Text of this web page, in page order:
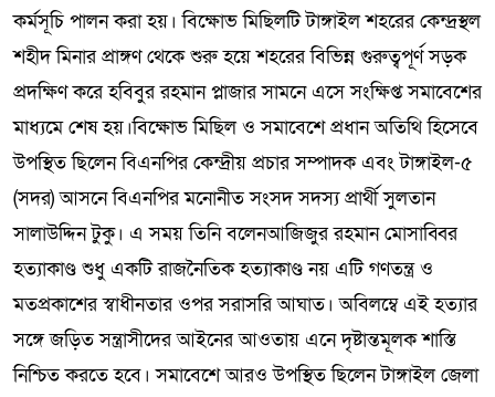
কর্মসূচি পালন করা হয়। বিক্ষোভ মিছিলটি টাঙ্গাইল শহরের কেন্দ্রস্থল
শহীদ মিনার প্রাঙ্গণ থেকে শুরু হয়ে শহরের বিভিন্ন গুরুত্বপূর্ণ সড়ক
প্রদক্ষিণ করে হবিবুর রহমান প্লাজার সামনে এসে সংক্ষিপ্ত সমাবেশের
মাধ্যমে শেষ হয়।বিক্ষোভ মিছিল ও সমাবেশে প্রধান অতিথি হিসেবে
উপস্থিত ছিলেন বিএনপির কেন্দ্রীয় প্রচার সম্পাদক এবং টাঙ্গাইল-৫
(সদর) আসনে বিএনপির মনোনীত সংসদ সদস্য প্রার্থী সুলতান
সালাউদ্দিন টুকু। এ সময় তিনি বলেনআজিজুর রহমান মোসাব্বির
হত্যাকাণ্ড শুধু একটি রাজনৈতিক হত্যাকাণ্ড নয় এটি গণতন্ত্র ও
মতপ্রকাশের স্বাধীনতার ওপর সরাসরি আঘাত। অবিলম্বে এই হত্যার
সঙ্গে জড়িত সন্ত্রাসীদের আইনের আওতায় এনে দৃষ্টান্তমূলক শাস্তি
নিশ্চিত করতে হবে। সমাবেশে আরও উপস্থিত ছিলেন টাঙ্গাইল জেলা